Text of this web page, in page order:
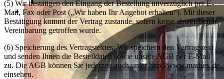
(5) Wir bestätigen den Eingang der Bestellung unverzüglich per E-
Mail, Fax oder Post („Wir haben Ihr Angebot erhalten“). Mit dieser
Bestätigung kommt der Vertrag zustande, sofern keine abweichende
Vereinbarung getroffen wurde.
(6) Speicherung des Vertragstextes: Wir speichern den Vertragstext
und senden Ihnen die Bestelldaten sowie unsere AGB per E-Mail
zu. Die AGB können Sie jederzeit auch unter http://www.marbex.de
einsehen.